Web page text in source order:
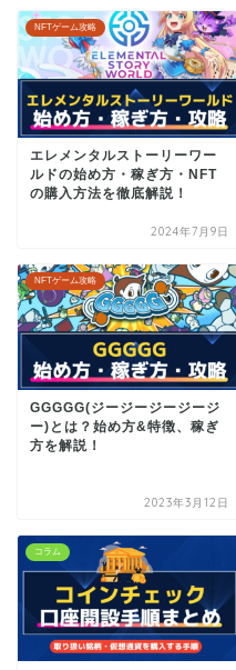
NFTゲーム攻略
エレメンタルストーリーワー
ルドの始め方・稼ぎ方・NFT
の購入方法を徹底解説！
2024年7月9日
NFTゲーム攻略
GGGGG(ジージージージージ
ー)とは？始め方&特徴、稼ぎ
方を解説！
2023年3月12日
コラム